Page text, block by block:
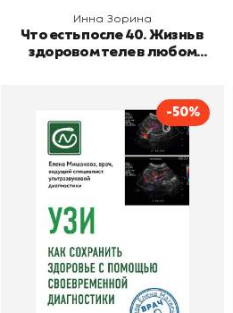
Инна Зорина
Что есть после 40. Жизнь в
здоровом теле в любом
-50%
УЗИ. Как сохранить
здоровье с помощью
своевременной
диагностики
Мишакова Елена
Матвеевна
Эксмо
В корзину